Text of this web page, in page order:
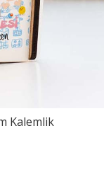
Kalemlik